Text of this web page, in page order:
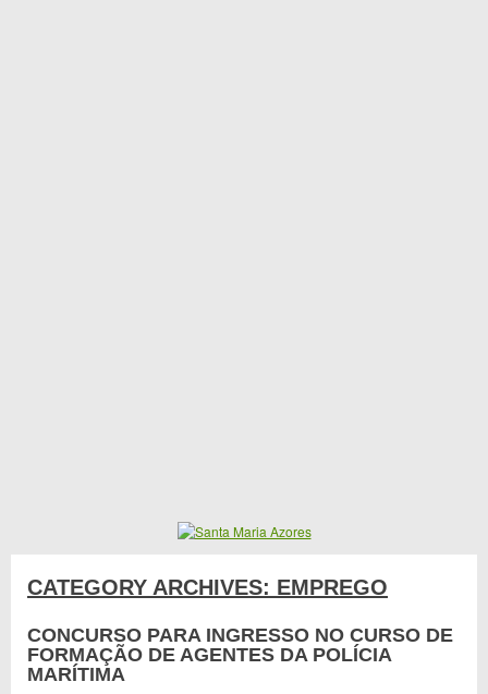
CATEGORY ARCHIVES: EMPREGO
CONCURSO PARA INGRESSO NO CURSO DE
FORMAÇÃO DE AGENTES DA POLÍCIA
MARÍTIMA